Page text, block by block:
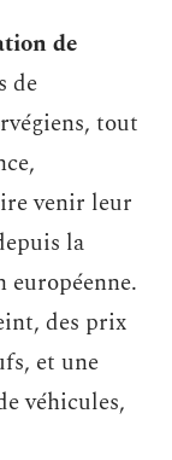
de
de
tout
venir leur
la
européenne.
des prix
et une
véhicules,